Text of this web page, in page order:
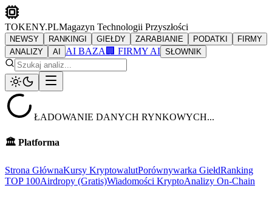
TOKENY.PLMagazyn Technologii Przyszłości
NEWSY RANKINGI GIEŁDY ZARABIANIE PODATKI
FIRMY
ANALIZY
AI AI BAZA 🏢 FIRMY AI SŁOWNIK
ŁADOWANIE DANYCH RYNKOWYCH...
🏛️ Platforma
Strona GłównaKursy KryptowalutPorównywarka GiełdRanking
TOP 100Airdropy (Gratis)Wiadomości KryptoAnalizy On-Chain